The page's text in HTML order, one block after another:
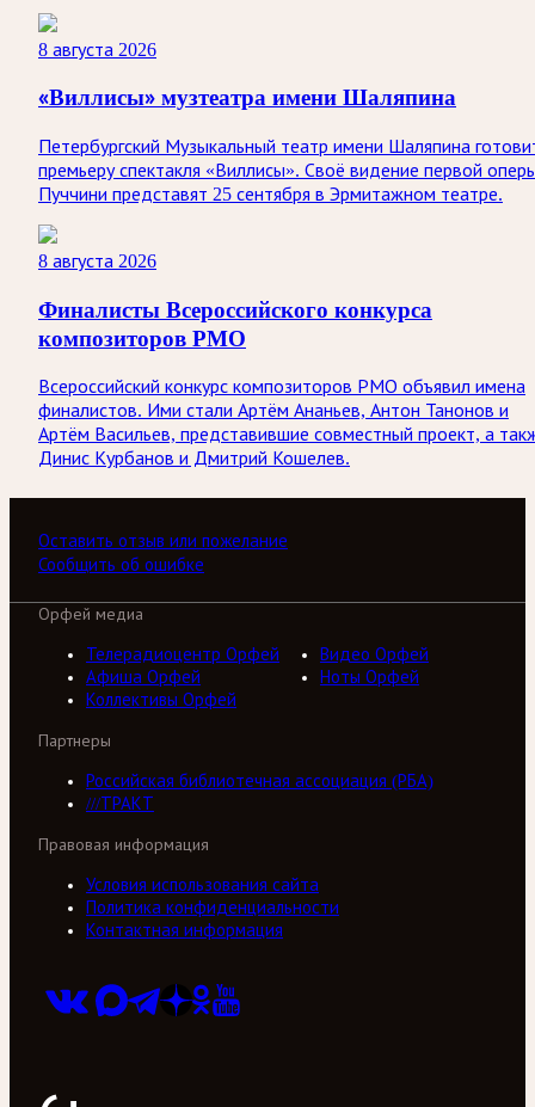
8 августа 2026
«Виллисы» музтеатра имени Шаляпина
Петербургский Музыкальный театр имени Шаляпина
премьеру спектакля «Виллисы». Своё видение первой
Пуччини представят 25 сентября в Эрмитажном театре.
8 августа 2026
Финалисты Всероссийского конкурса
композиторов РМО
Всероссийский конкурс композиторов РМО объявил имена
финалистов. Ими стали Артём Ананьев, Антон Танонов и
Артём Васильев, представившие совместный проект, а
Динис Курбанов и Дмитрий Кошелев.
Оставить отзыв или пожелание
Сообщить об ошибке
Орфей медиа
Телерадиоцентр Орфей
Видео Орфей
Афиша Орфей
Ноты Орфей
Коллективы Орфей
Партнеры
Российская библиотечная ассоциация (РБА)
///ТРАКТ
Правовая информация
Условия использования сайта
Политика конфиденциальности
Контактная информация